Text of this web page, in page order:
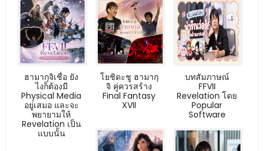
ฮามากุจิเชื่อ ยัง
ไงก็ต้องมี
Physical Media
อยู่เสมอ และจะ
พยายามให้
Revelation เป็น
แบบนั้น
โยชิดะชู ฮามากุ
จิ คู่ควรสร้าง
Final Fantasy
XVII
บทสัมภาษณ์
FFVII
Revelation โดย
Popular
Software